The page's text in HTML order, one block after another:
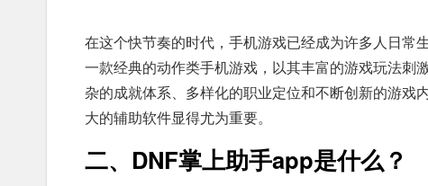
在这个快节奏的时代，手机游戏已经成为许多人日常
一款经典的动作类手机游戏，以其丰富的游戏玩法刺
杂的成就体系、多样化的职业定位和不断创新的游戏
大的辅助软件显得尤为重要。
二、DNF掌上助手app是什么？